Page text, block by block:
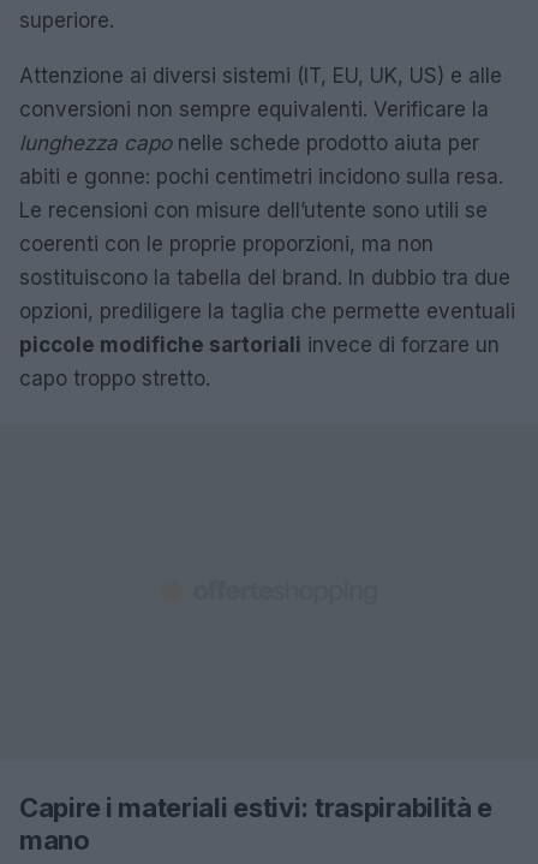
superiore.
Attenzione ai diversi sistemi (IT, EU, UK, US) e alle
conversioni non sempre equivalenti. Verificare la
lunghezza caponelle schede prodotto aiuta per
abiti e gonne: pochi centimetri incidono sulla resa.
Le recensioni con misure dell’utente sono utili se
coerenti con le proprie proporzioni, ma non
sostituiscono la tabella del brand. In dubbio tra due
opzioni, prediligere la taglia che permette eventuali
piccole modifiche sartoriali invece di forzare un
capo troppo stretto.
Capire i materiali estivi: traspirabilità e
mano